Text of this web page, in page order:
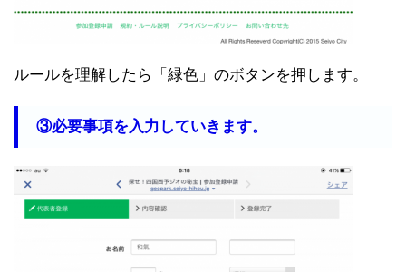
ルールを理解したら「緑色」のボタンを押します。
③必要事項を入力していきます。